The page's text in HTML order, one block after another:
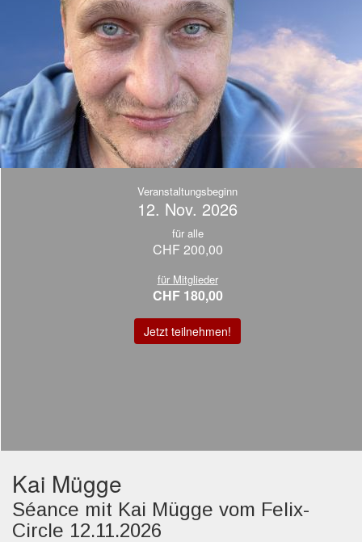
Veranstaltungsbeginn
12. Nov. 2026
für alle
CHF 200,00
für Mitglieder
CHF 180,00
Jetzt teilnehmen!
Kai Mügge
Séance mit Kai Mügge vom Felix-
Circle 12.11.2026